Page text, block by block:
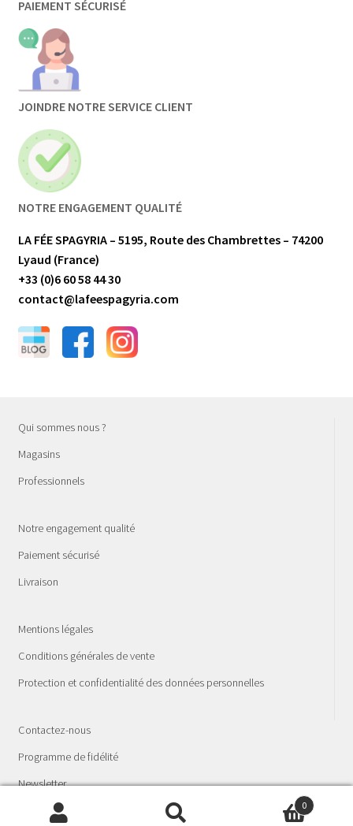
PAIEMENT SÉCURISÉ
JOINDRE NOTRE SERVICE CLIENT
NOTRE ENGAGEMENT QUALITÉ
LA FÉE SPAGYRIA – 5195, Route des Chambrettes – 74200
Lyaud (France)
+33 (0)6 60 58 44 30
contact@lafeespagyria.com
Qui sommes nous ?
Magasins
Professionnels
Notre engagement qualité
Paiement sécurisé
Livraison
Mentions légales
Conditions générales de vente
Protection et confidentialité des données personnelles
Contactez-nous
Programme de fidélité
Newsletter
© La Fée Spagyria - Laboratoire phyto-spagyrique 2026
0